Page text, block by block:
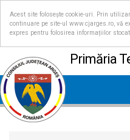
Acest site folosește cookie-uri. Prin
continuare pe site-ul www.cjarges.ro, vă
expres pentru folosirea informațiilor
Primăria